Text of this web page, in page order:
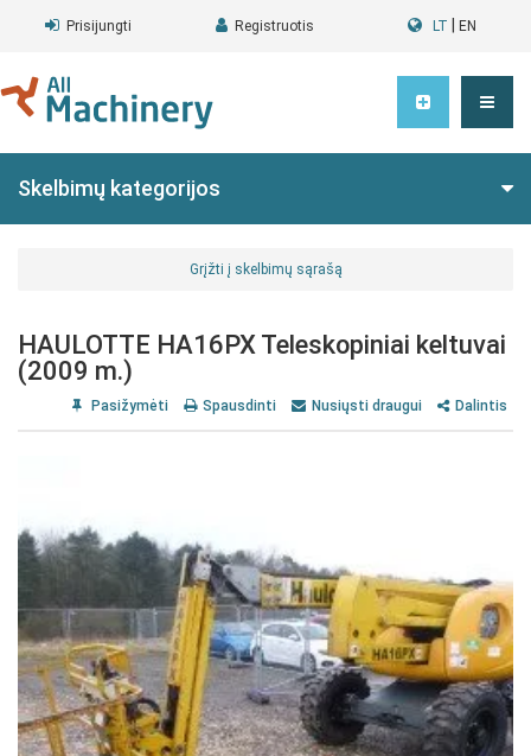
Prisijungti Registruotis LT EN
Skelbimų kategorijos
Grįžti į skelbimų sąrašą
HAULOTTE HA16PX Teleskopiniai keltuvai
(2009 m.)
Pasižymėti Spausdinti Nusiųsti draugui Dalintis